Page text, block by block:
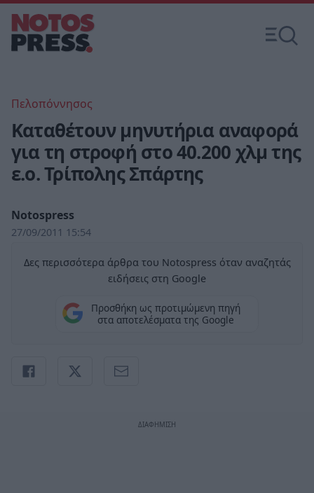
Πελοπόννησος
Καταθέτουν μηνυτήρια αναφορά
για τη στροφή στο 40.200 χλμ της
ε.ο. Τρίπολης Σπάρτης
Notospress
27/09/2011 15:54
Δες περισσότερα άρθρα του Notospress όταν αναζητάς
ειδήσεις στη Google
Προσθήκη ως προτιμώμενη πηγή
στα αποτελέσματα της Google